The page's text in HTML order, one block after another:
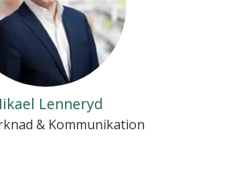
Lenneryd
& Kommunikation